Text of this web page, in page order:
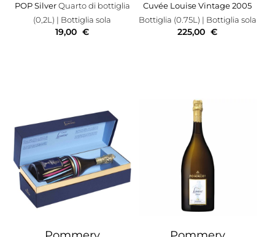
POP SilverQuarto di bottiglia
(0,2L) | Bottiglia sola
19,00 €
Cuvée Louise Vintage 2005
Bottiglia (0.75L) | Bottiglia sola
225,00 €